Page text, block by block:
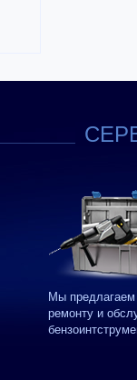
Мы
ремонту и